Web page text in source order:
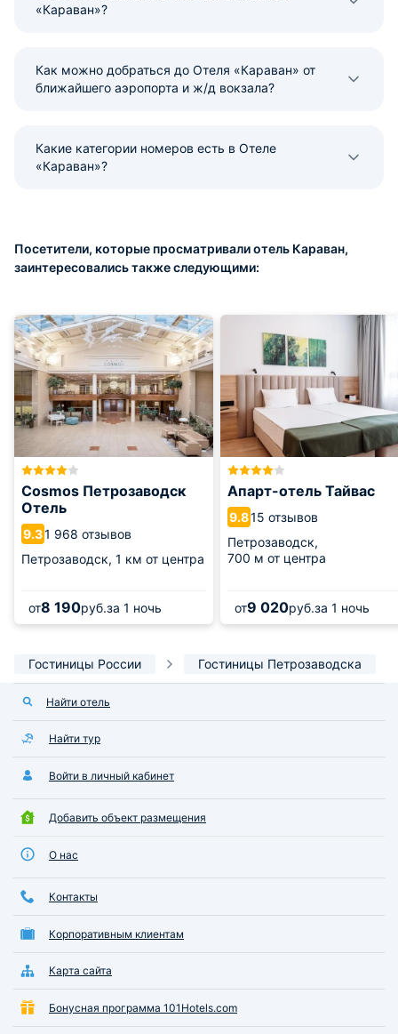
«Караван»?
Как можно добраться до Отеля «Караван» от
ближайшего аэропорта и ж/д вокзала?
Какие категории номеров есть в Отеле
«Караван»?
Посетители, которые просматривали отель Караван,
заинтересовались также следующими:
Cosmos Петрозаводск
Отель
9.31 968 отзывов
Петрозаводск, 1 км от центра
от8 190руб.за 1 ночь
Апарт-отель Тайвас
9.815 отзывов
Петрозаводск,
700 м от центра
от9 020руб.за 1 ночь
Гостиницы России Гостиницы Петрозаводска
Найти отель
Найти тур
Войти в личный кабинет
Добавить объект размещения
О нас
Контакты
Корпоративным клиентам
Карта сайта
Бонусная программа 101Hotels.com